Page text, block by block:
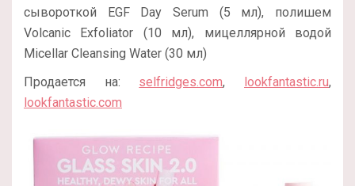
сывороткой EGF Day Serum (5 мл), полишем
Volcanic Exfoliator (10 мл), мицеллярной водой
Micellar Cleansing Water (30 мл)
Продается на: selfridges.com, lookfantastic.ru,
lookfantastic.com